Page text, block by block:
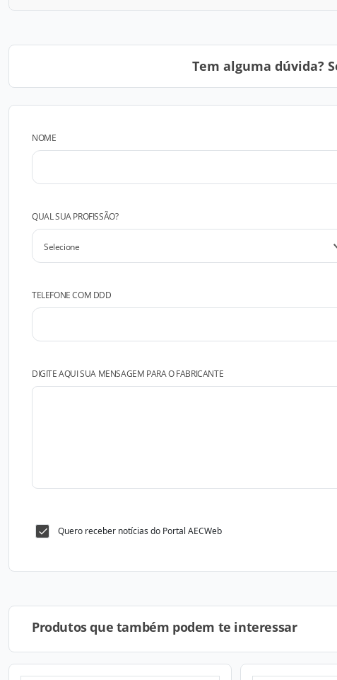
Tem alguma dúvida?
NOME
QUAL SUA PROFISSÃO?
TELEFONE COM DDD
DIGITE AQUI SUA MENSAGEM PARA O FABRICANTE
Quero receber notícias do Portal AECWeb
Produtos que também podem te interessar